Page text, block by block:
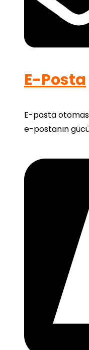
E-Posta
E-posta
e-postanın